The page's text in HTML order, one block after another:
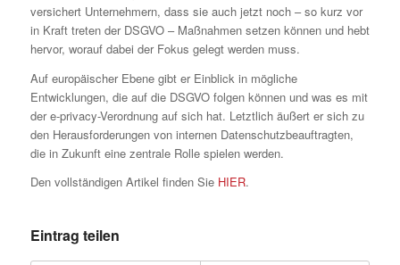
versichert Unternehmern, dass sie auch jetzt noch – so kurz vor
in Kraft treten der DSGVO – Maßnahmen setzen können und hebt
hervor, worauf dabei der Fokus gelegt werden muss.
Auf europäischer Ebene gibt er Einblick in mögliche
Entwicklungen, die auf die DSGVO folgen können und was es mit
der e-privacy-Verordnung auf sich hat. Letztlich äußert er sich zu
den Herausforderungen von internen Datenschutzbeauftragten,
die in Zukunft eine zentrale Rolle spielen werden.
Den vollständigen Artikel finden Sie HIER.
Eintrag teilen